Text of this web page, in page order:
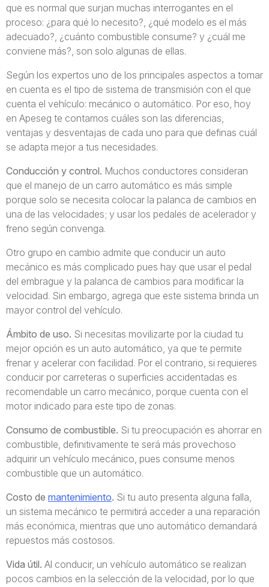
que es normal que surjan muchas interrogantes en el
proceso: ¿para qué lo necesito?, ¿qué modelo es el más
adecuado?, ¿cuánto combustible consume? y ¿cuál me
conviene más?, son solo algunas de ellas.
Según los expertos uno de los principales aspectos a tomar
en cuenta es el tipo de sistema de transmisión con el que
cuenta el vehículo: mecánico o automático. Por eso, hoy
en Apeseg te contamos cuáles son las diferencias,
ventajas y desventajas de cada uno para que definas cuál
se adapta mejor a tus necesidades.
Conducción y control. Muchos conductores consideran
que el manejo de un carro automático es más simple
porque solo se necesita colocar la palanca de cambios en
una de las velocidades; y usar los pedales de acelerador y
freno según convenga.
Otro grupo en cambio admite que conducir un auto
mecánico es más complicado pues hay que usar el pedal
del embrague y la palanca de cambios para modificar la
velocidad. Sin embargo, agrega que este sistema brinda un
mayor control del vehículo.
Ámbito de uso. Si necesitas movilizarte por la ciudad tu
mejor opción es un auto automático, ya que te permite
frenar y acelerar con facilidad. Por el contrario, si requieres
conducir por carreteras o superficies accidentadas es
recomendable un carro mecánico, porque cuenta con el
motor indicado para este tipo de zonas.
Consumo de combustible. Si tu preocupación es ahorrar en
combustible, definitivamente te será más provechoso
adquirir un vehículo mecánico, pues consume menos
combustible que un automático.
Costo de mantenimiento. Si tu auto presenta alguna falla,
un sistema mecánico te permitirá acceder a una reparación
más económica, mientras que uno automático demandará
repuestos más costosos.
Vida útil. Al conducir, un vehículo automático se realizan
pocos cambios en la selección de la velocidad, por lo que